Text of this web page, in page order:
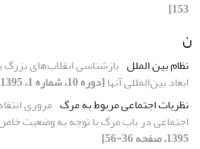
153]
ن
نظام بین­ الملل بازشناسی انقلاب‌های بزرگ
ابعاد بین‌المللی آنها[دوره 10، شماره 1، 1395، صفحه 5-35]
نظریات اجتماعی مربوط به مرگ مروری
اجتماعی در باب مرگ با توجه به وضعیت
1395، صفحه 36-56]